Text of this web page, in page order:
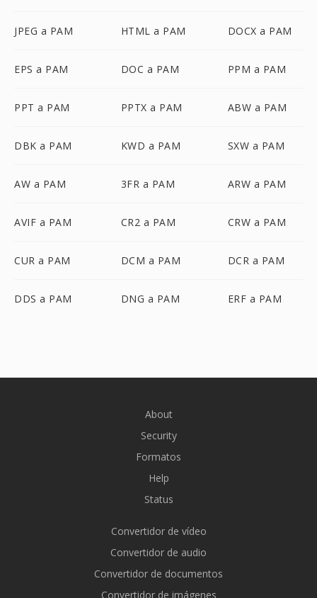
JPEG a PAM HTML a PAM DOCX a PAM
EPS a PAM DOC a PAM PPM a PAM
PPT a PAM PPTX a PAM ABW a PAM
DBK a PAM KWD a PAM SXW a PAM
AW a PAM 3FR a PAM ARW a PAM
AVIF a PAM CR2 a PAM CRW a PAM
CUR a PAM DCM a PAM DCR a PAM
DDS a PAM DNG a PAM ERF a PAM
About
Security
Formatos
Help
Status
Convertidor de vídeo
Convertidor de audio
Convertidor de documentos
Convertidor de imágenes